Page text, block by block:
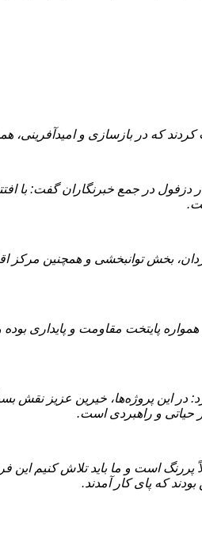
بخش توانبخشی و همچنین مرکز
پایتخت مقاومت و پایداری
این پروژه‌ها، خیرین عزیز نقش
حیاتی و راهبردی است.
است و ما باید تلاش کنیم
که پای کار آمدند.